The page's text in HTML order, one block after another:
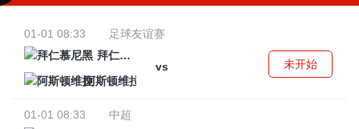
01-01 08:33
足球友谊赛
拜仁慕尼黑
vs
阿斯顿维拉
未开始
01-01 08:33
中超